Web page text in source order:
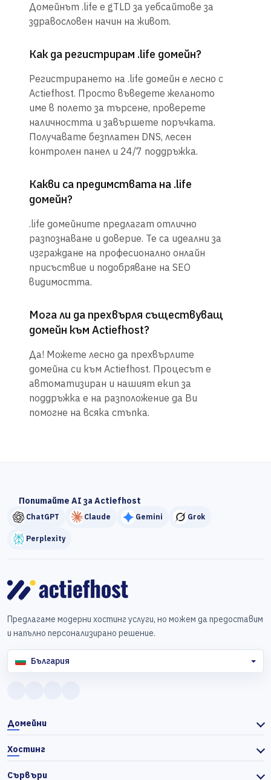
Домейнът .life е gTLD за уебсайтове за
здравословен начин на живот.
Как да регистрирам .life домейн?
Регистрирането на .life домейн е лесно с
Actiefhost. Просто въведете желаното
име в полето за търсене, проверете
наличността и завършете поръчката.
Получавате безплатен DNS, лесен
контролен панел и 24/7 поддръжка.
Какви са предимствата на .life
домейн?
.life домейните предлагат отлично
разпознаване и доверие. Те са идеални за
изграждане на професионално онлайн
присъствие и подобряване на SEO
видимостта.
Мога ли да прехвърля съществуващ
домейн към Actiefhost?
Да! Можете лесно да прехвърлите
домейна си към Actiefhost. Процесът е
автоматизиран и нашият екип за
поддръжка е на разположение да Ви
помогне на всяка стъпка.
Попитайте AI за Actiefhost
ChatGPT Claude Gemini Grok
Perplexity
Предлагаме модерни хостинг услуги, но можем да предоставим
и напълно персонализирано решение.
България
Домейни
Хостинг
Сървъри